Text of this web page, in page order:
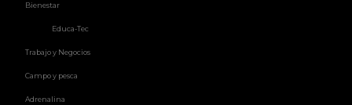
Bienestar
Educa-Tec
Trabajo y Negocios
Campo y pesca
Adrenalina